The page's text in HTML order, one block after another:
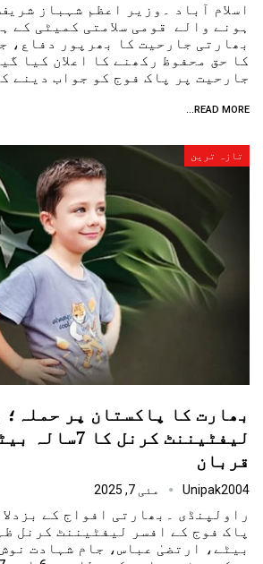
اسلام آباد ۔وزیر اعظم شہباز
ہونے والے قومی سلامتی کمیٹی کے
بھارتی جارحیت کا بھرپور دفاع،
کا حق محفوظ رکھنے کا اعلان کیا
جارحیت پر پاک فوج کو جواب دینے
READ MORE...
تازہ ترین
بھارت کا پاکستان پر حملہ؛
لیفٹیننٹ کرنل
قربان
Unipak2004 مئی 7, 2025
راولپنڈی ۔بھارتی افواج کے
بیٹے، ارتضیٰ عباس، جام شہادت نوش